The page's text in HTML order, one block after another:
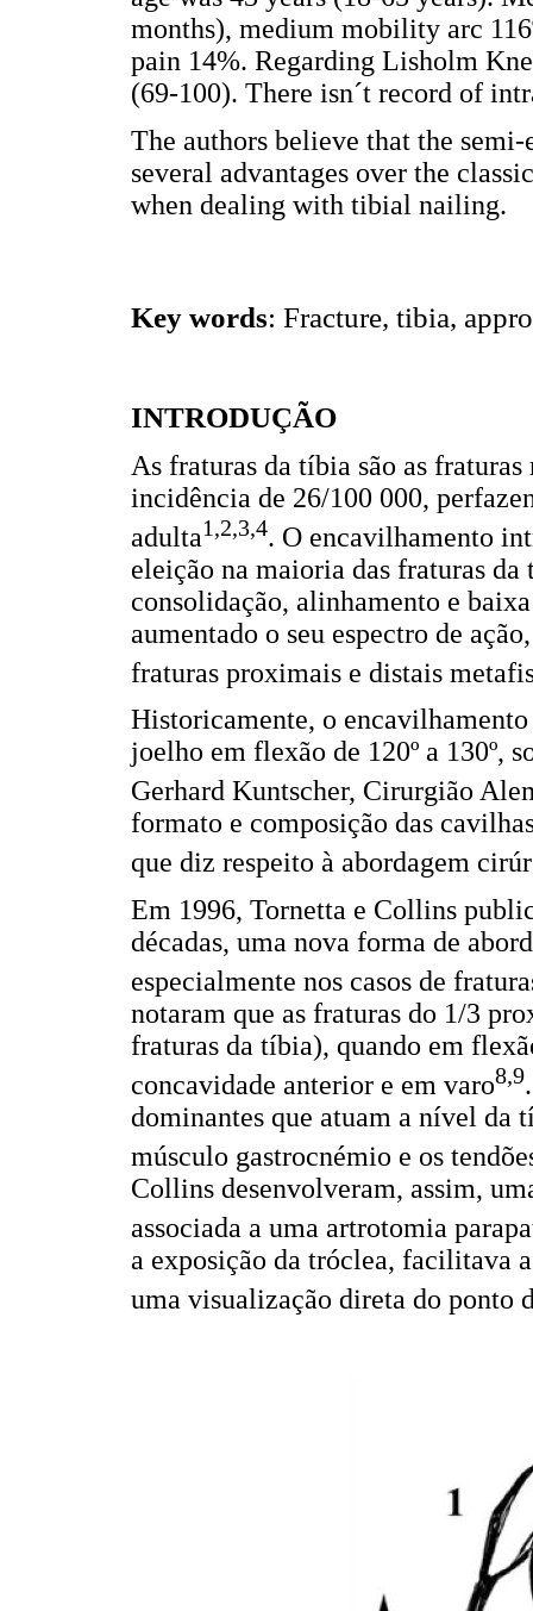
months), medium mobility arc
pain 14%. Regarding Lisholm
(69-100). There isn´t record of
The authors believe that the
several advantages over the
when dealing with tibial nailing.
Key words: Fracture, tibia,
INTRODUÇÃO
As fraturas da tíbia são as
incidência de 26/100 000,
adulta1,2,3,4. O encavilhamento
eleição na maioria das fraturas
consolidação, alinhamento e
aumentado o seu espectro de
fraturas proximais e distais
Historicamente, o
joelho em flexão de 120º a 130º,
Gerhard Kuntscher, Cirurgião
formato e composição das
que diz respeito à abordagem
Em 1996, Tornetta e Collins
décadas, uma nova forma de
especialmente nos casos de
notaram que as fraturas do 1/3
fraturas da tíbia), quando em
concavidade anterior e em varo8,9
dominantes que atuam a nível
músculo gastrocnémio e os
Collins desenvolveram, assim,
associada a uma artrotomia
a exposição da tróclea, facilitava
uma visualização direta do ponto